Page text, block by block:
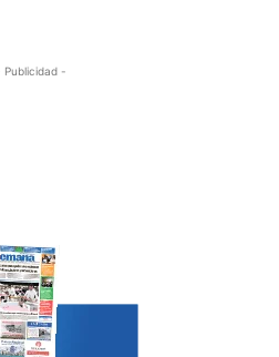
Publicidad -